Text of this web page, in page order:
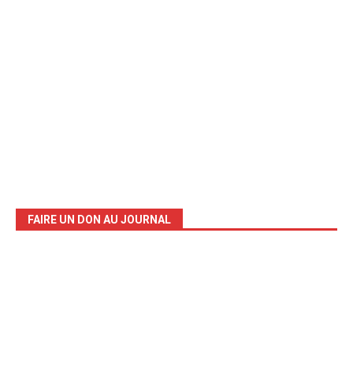
FAIRE UN DON AU JOURNAL